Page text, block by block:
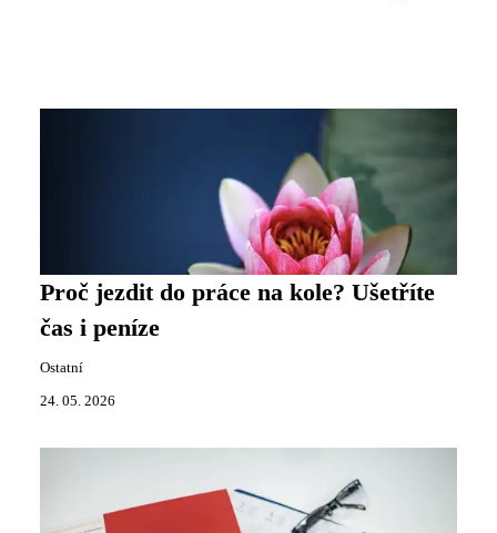
Proč jezdit do práce na kole? Ušetříte
čas i peníze
Ostatní
24. 05. 2026